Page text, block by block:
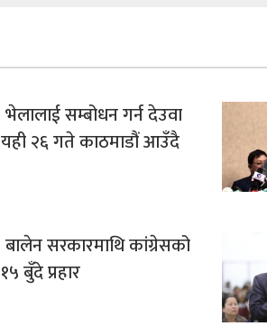
भेलालाई सम्बोधन गर्न देउवा
यही २६ गते काठमाडौं आउँदै
बालेन सरकारमाथि कांग्रेसको
१५ बुँदे प्रहार